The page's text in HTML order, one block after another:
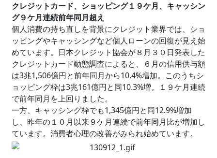
クレジットカード、ショッピング１９ケ月、キャッシン
グ９ケ月連続前年同月超え
個人消費の持ち直しを背景にクレジット業界では、ショ
ッピングやキャッシングなど個人ローンの回復が見え始
めています。日本クレジット協会が８月３０日発表した
クレジットカード動態調査によると、６月の信用供与額
は3兆1,506億円と前年同月から10.4%増加。このうちシ
ョッピング枠は3兆161億円と同10.3%増。１９ケ月連続
で前年同月を上回りました。
一方、キャッシング枠でも1,345億円と同12.9%増加
し、昨年の１０月以来９ケ月連続で前年同月比が増加し
ています。消費者心理の改善がみられ始めています。